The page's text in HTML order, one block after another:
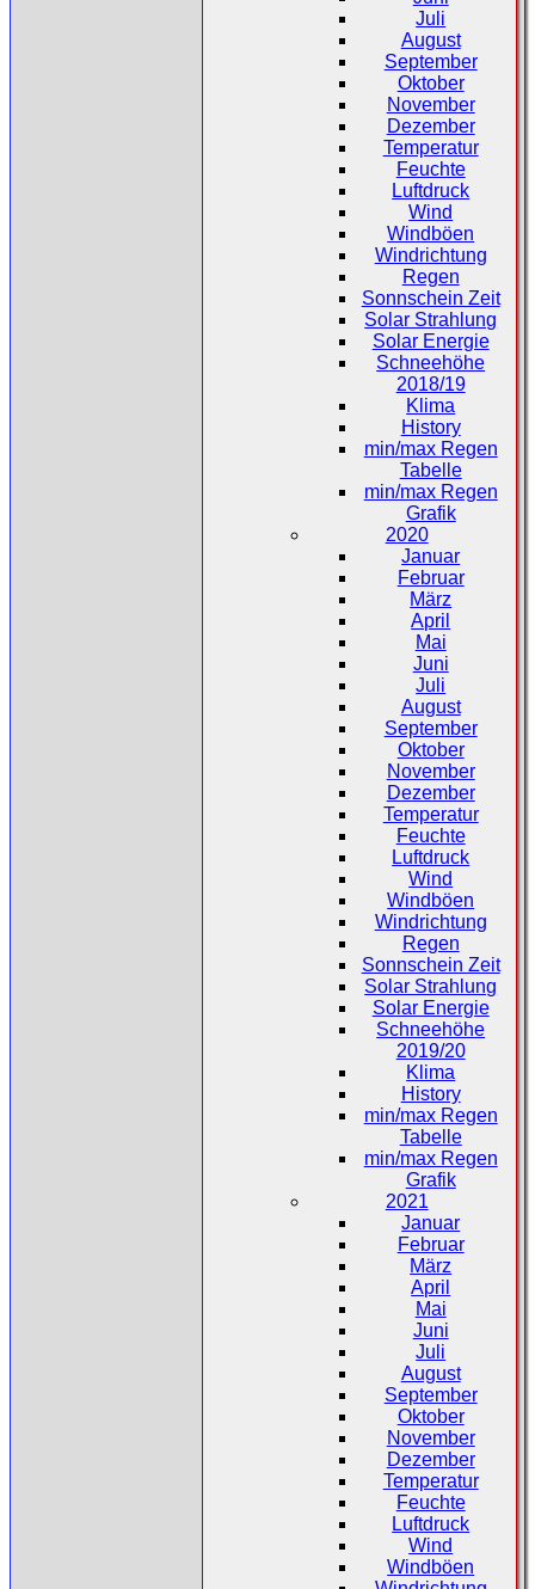
Juli
August
September
Oktober
November
Dezember
Temperatur
Feuchte
Luftdruck
Wind
Windböen
Windrichtung
Regen
Sonnschein Zeit
Solar Strahlung
Solar Energie
Schneehöhe
2018/19
Klima
History
min/max Regen
Tabelle
min/max Regen
Grafik
2020
Januar
Februar
März
April
Mai
Juni
Juli
August
September
Oktober
November
Dezember
Temperatur
Feuchte
Luftdruck
Wind
Windböen
Windrichtung
Regen
Sonnschein Zeit
Solar Strahlung
Solar Energie
Schneehöhe
2019/20
Klima
History
min/max Regen
Tabelle
min/max Regen
Grafik
2021
Januar
Februar
März
April
Mai
Juni
Juli
August
September
Oktober
November
Dezember
Temperatur
Feuchte
Luftdruck
Wind
Windböen